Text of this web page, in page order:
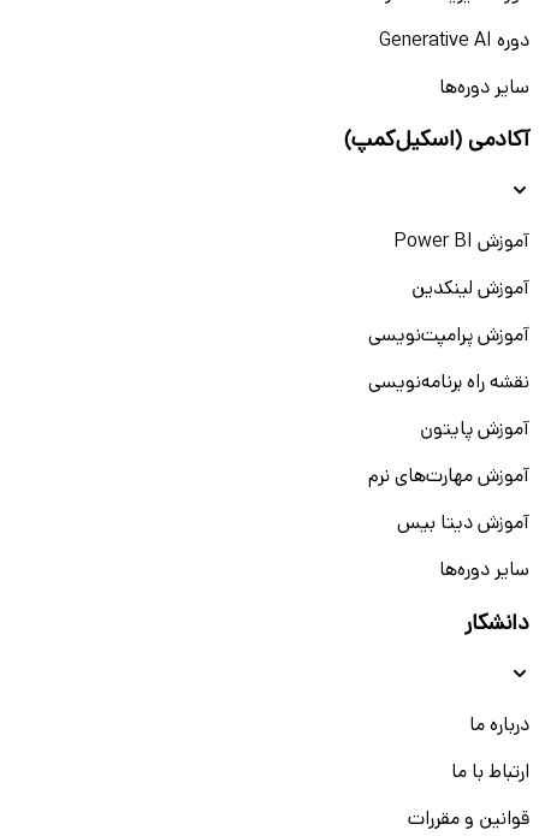
دوره Generative AI
سایر دوره‌ها
آکادمی (اسکیل‌کمپ)
آموزش Power BI
آموزش لینکدین
آموزش پرامپت‌نویسی
نقشه راه برنامه‌نویسی
آموزش پایتون
آموزش مهارت‌های نرم
آموزش دیتا بیس
سایر دوره‌ها
دانشکار
درباره ما
ارتباط با ما
قوانین و مقررات